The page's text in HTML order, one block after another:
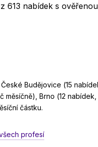
613 nabídek s
Budějovice (15
Brno (12
částku.
profesí